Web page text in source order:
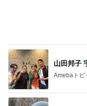
カルディ
Amebaトピ